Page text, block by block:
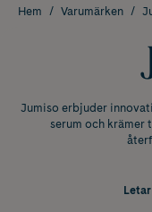
Hem Varumärken
Jumiso erbjuder
serum och krämer